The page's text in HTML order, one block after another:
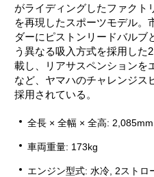
がライディングしたファクト
を再現したスポーツモデル。
ダーにピストンリードバルブ
う異なる吸入方式を採用した
載し、リアサスペンションを
など、ヤマハのチャレンジス
採用されている。
全長 × 全幅 × 全高:
車両重量: 173kg
エンジン型式: 水冷, 2ストロ